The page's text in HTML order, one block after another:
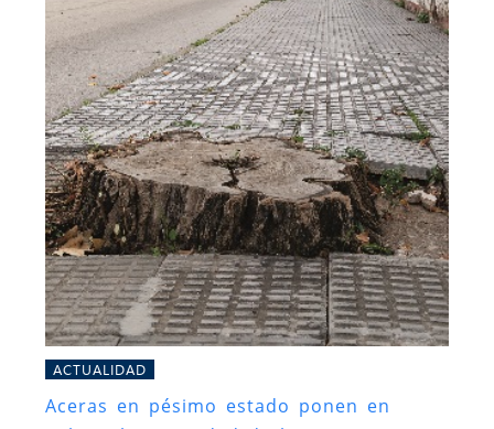
ACTUALIDAD
Aceras en pésimo estado ponen en